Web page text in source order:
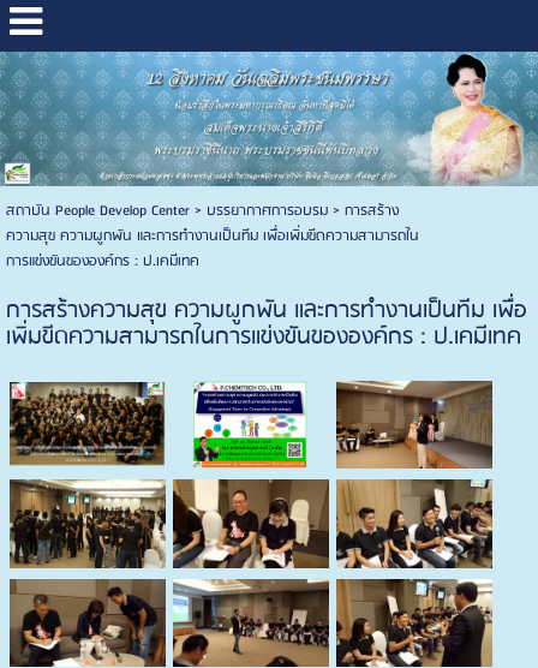
สถาบัน People Develop Center> บรรยากาศการอบรม> การสร้าง
ความสุข ความผูกพัน และการทำงานเป็นทีม เพื่อเพิ่มขีดความสามารถใน
การแข่งขันขององค์กร : ป.เคมีเทค
การสร้างความสุข ความผูกพัน และการทำงานเป็นทีม เพื่อ
เพิ่มขีดความสามารถในการแข่งขันขององค์กร : ป.เคมีเทค